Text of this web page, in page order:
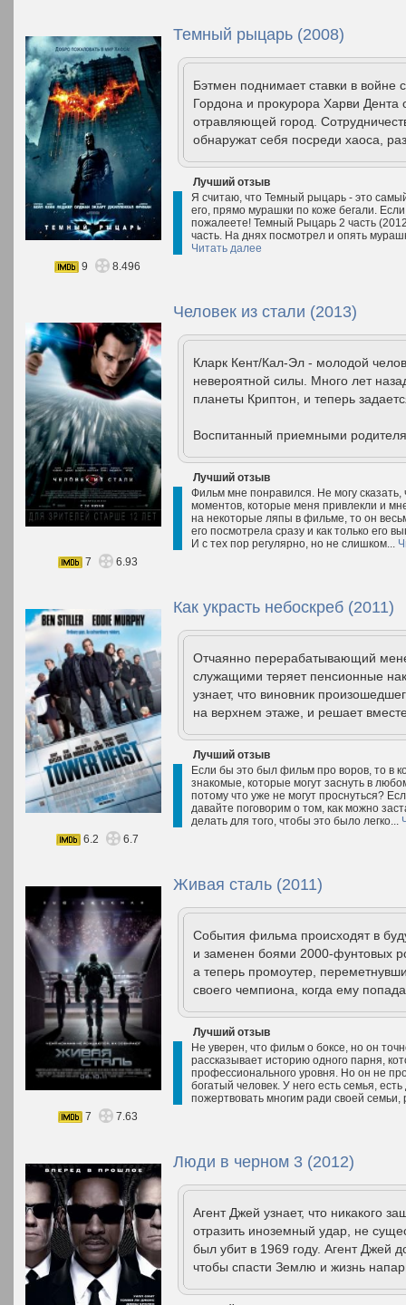
Темный рыцарь (2008)
Бэтмен поднимает ставки в
Гордона и прокурора Харви Дента
отравляющей город.
обнаружат себя посреди хаоса,
Лучший отзыв
Я считаю, что Темный рыцарь - это
его, прямо мурашки по коже бегали.
пожалеете! Темный Рыцарь 2 часть
часть. На днях посмотрел и опять
Читать далее
9
8.496
Человек из стали (2013)
Кларк Кент/Кал-Эл - молодой
невероятной силы. Много лет
планеты Криптон, и теперь
Воспитанный приемными
Лучший отзыв
Фильм мне понравился. Не могу сказать,
моментов, которые меня привлекли и
на некоторые ляпы в фильме, то он
его посмотрела сразу и как только его
И с тех пор регулярно, но не слишком...
7
6.93
Как украсть небоскреб (2011)
Отчаянно перерабатывающий
служащими теряет пенсионные
узнает, что виновник
на верхнем этаже, и решает
Лучший отзыв
Если бы это был фильм про воров, то в
знакомые, которые могут заснуть в
потому что уже не могут проснуться?
давайте поговорим о том, как можно
делать для того, чтобы это было легко...
6.2
6.7
Живая сталь (2011)
События фильма происходят в
и заменен боями 2000-фунтовых
а теперь промоутер,
своего чемпиона, когда ему
Лучший отзыв
Не уверен, что фильм о боксе, но он
рассказывает историю одного парня,
профессионального уровня. Но он не
богатый человек. У него есть семья,
пожертвовать многим ради своей семьи,
7
7.63
Люди в черном 3 (2012)
Агент Джей узнает, что никакого
отразить иноземный удар, не
был убит в 1969 году. Агент Джей
чтобы спасти Землю и жизнь